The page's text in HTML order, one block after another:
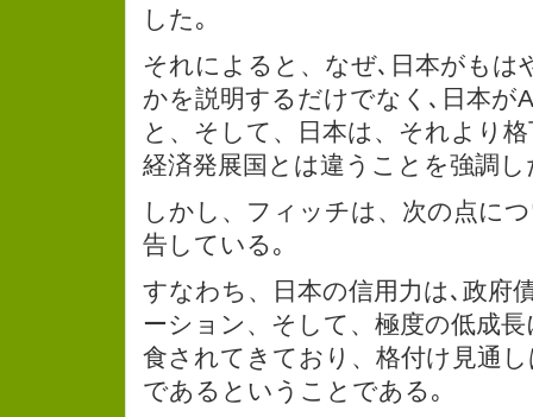
した｡
それによると、なぜ､日本がもは
かを説明するだけでなく､日本が
と、そして、日本は、それより
経済発展国とは違うことを強調
しかし、フィッチは、次の点に
告している｡
すなわち、日本の信用力は､政府
ーション、そして、極度の低成
食されてきており、格付け見通
であるということである｡